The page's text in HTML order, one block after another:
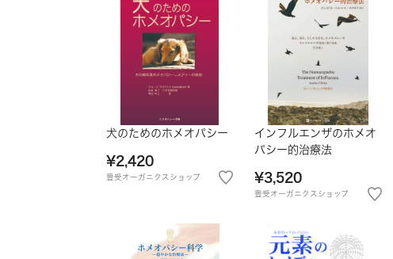
犬のためのホメオパシー
¥2,420
豊受オーガニクスショップ
インフルエンザのホメオ
パシー的治療法
¥3,520
豊受オーガニクスショップ